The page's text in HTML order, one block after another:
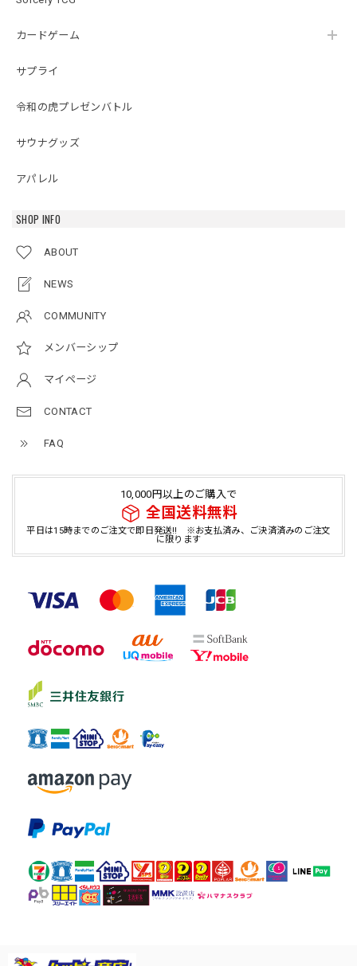
カードゲーム
サプライ
令和の虎プレゼンバトル
サウナグッズ
アパレル
SHOP INFO
ABOUT
NEWS
COMMUNITY
メンバーシップ
マイページ
CONTACT
FAQ
10,000円以上のご購入で
全国送料無料
平日は15時までのご注文で即日発送!! ※お支払済み、ご決済済みのご注文
に限ります